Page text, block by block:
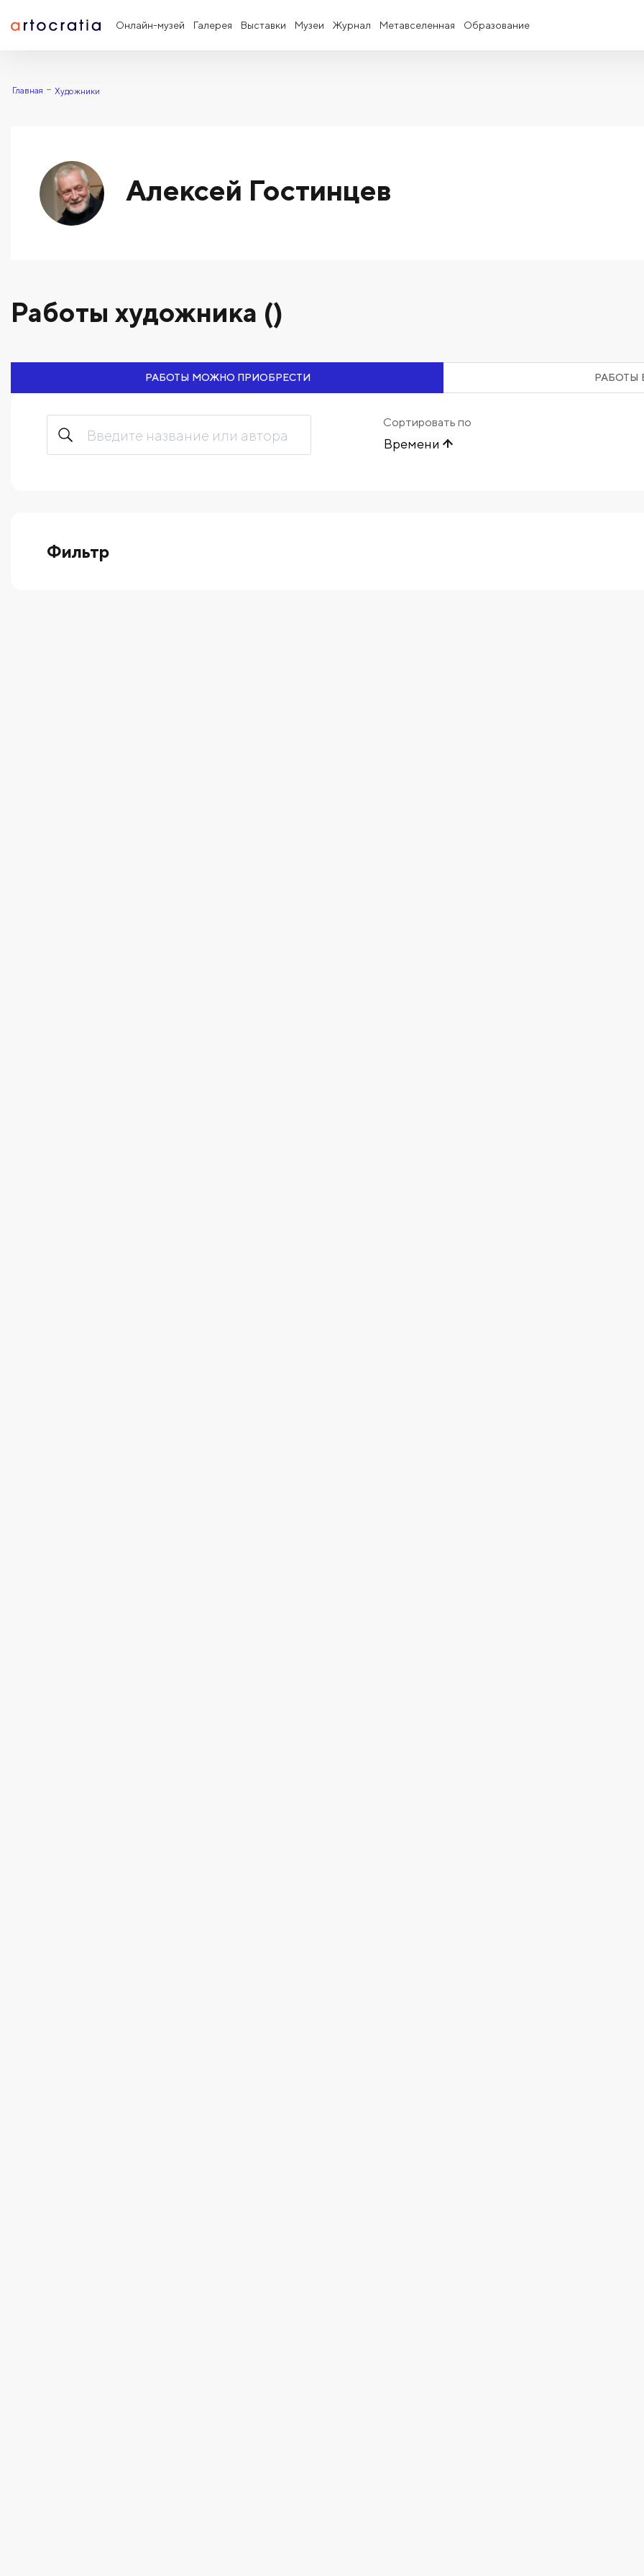
Онлайн-музей Галерея Выставки Музеи Журнал Метавселенная Образование
Главная Художники
Алексей Гостинцев
Работы художника ()
РАБОТЫ МОЖНО ПРИОБРЕСТИ РАБОТЫ
Фильтр
Сортировать по
Времени